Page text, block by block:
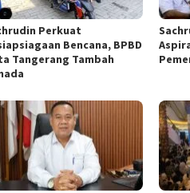
Perkuat
Bencana, BPBD
Tangerang Tambah